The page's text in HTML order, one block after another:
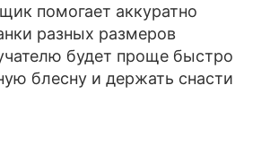
помогает аккуратно
разных размеров
будет проще быстро
блесну и держать снасти